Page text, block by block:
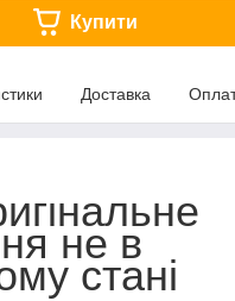
Купити
Доставка
не в
стані